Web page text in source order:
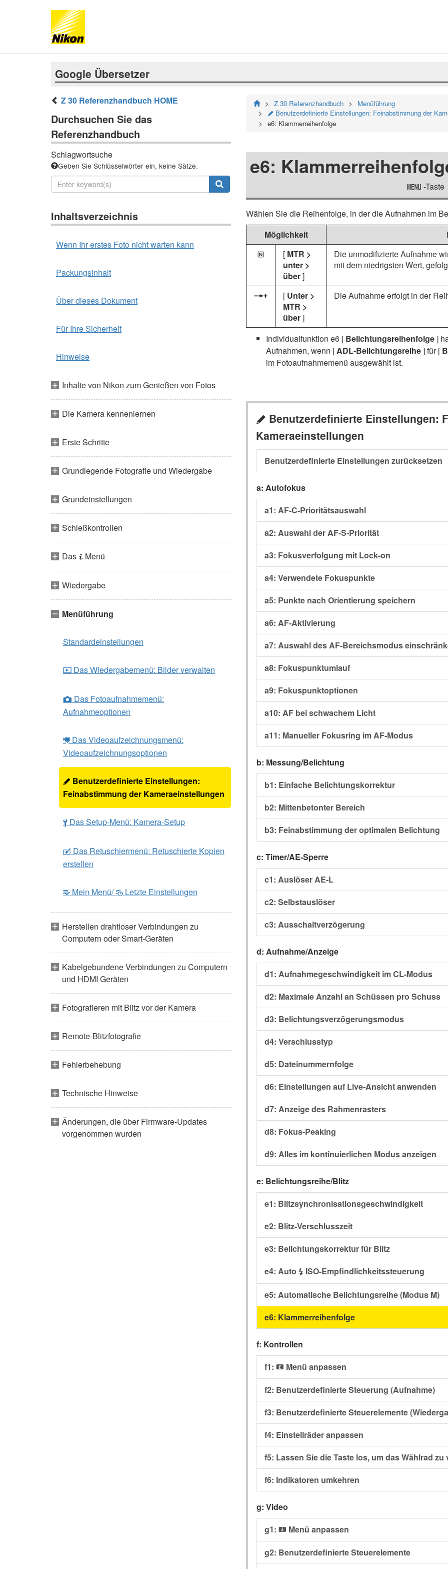
Google Übersetzer
Z 30 Referenzhandbuch HOME
Durchsuchen Sie das
Referenzhandbuch
Schlagwortsuche
Geben Sie Schlüsselwörter ein, keine Sätze.
Inhaltsverzeichnis
Wenn Ihr erstes Foto nicht warten kann
Packungsinhalt
Über dieses Dokument
Für Ihre Sicherheit
Hinweise
Inhalte von Nikon zum Genießen von Fotos
Die Kamera kennenlernen
Erste Schritte
Grundlegende Fotografie und Wiedergabe
Grundeinstellungen
Schießkontrollen
Das i Menü
Wiedergabe
Menüführung
Standardeinstellungen
D Das Wiedergabemenü: Bilder verwalten
C Das Fotoaufnahmemenü:
Aufnahmeoptionen
1 Das Videoaufzeichnungsmenü:
Videoaufzeichnungsoptionen
A Benutzerdefinierte Einstellungen:
Feinabstimmung der Kameraeinstellungen
B Das Setup-Menü: Kamera-Setup
N Das Retuschiermenü: Retuschierte Kopien
erstellen
O Mein Menü/m Letzte Einstellungen
Herstellen drahtloser Verbindungen zu
Computern oder Smart-Geräten
Kabelgebundene Verbindungen zu Computern
und HDMI Geräten
Fotografieren mit Blitz vor der Kamera
Remote-Blitzfotografie
Fehlerbehebung
Technische Hinweise
Änderungen, die über Firmware-Updates
vorgenommen wurden
Z 30 Referenzhandbuch Menüführung
A Benutzerdefinierte Einstellungen: Feinabstimmung der
e6: Klammerreihenfolge
e6:
G -Taste
Wählen Sie die Reihenfolge, in der die Aufnahmen im
Möglichkeit
H [ MTR >
unter >
über]
Die unmodifizierte Aufnahme
mit dem niedrigsten Wert,
I [ Unter >
MTR >
über]
Die Aufnahme erfolgt in der
Individualfunktion e6 [ Belichtungsreihenfolge]
Aufnahmen, wenn [ADL-Belichtungsreihe] für [
im Fotoaufnahmemenü ausgewählt ist.
A Benutzerdefinierte Einstellungen:
Kameraeinstellungen
Benutzerdefinierte Einstellungen zurücksetzen
a: Autofokus
a1: AF-C-Prioritätsauswahl
a2: Auswahl der AF-S-Priorität
a3: Fokusverfolgung mit Lock-on
a4: Verwendete Fokuspunkte
a5: Punkte nach Orientierung speichern
a6: AF-Aktivierung
a7: Auswahl des AF-Bereichsmodus
a8: Fokuspunktumlauf
a9: Fokuspunktoptionen
a10: AF bei schwachem Licht
a11: Manueller Fokusring im AF-Modus
b: Messung/Belichtung
b1: Einfache Belichtungskorrektur
b2: Mittenbetonter Bereich
b3: Feinabstimmung der optimalen Belichtung
c: Timer/AE-Sperre
c1: Auslöser AE-L
c2: Selbstauslöser
c3: Ausschaltverzögerung
d: Aufnahme/Anzeige
d1: Aufnahmegeschwindigkeit im CL-Modus
d2: Maximale Anzahl an Schüssen pro Schuss
d3: Belichtungsverzögerungsmodus
d4: Verschlusstyp
d5: Dateinummernfolge
d6: Einstellungen auf Live-Ansicht anwenden
d7: Anzeige des Rahmenrasters
d8: Fokus-Peaking
d9: Alles im kontinuierlichen Modus anzeigen
e: Belichtungsreihe/Blitz
e1: Blitzsynchronisationsgeschwindigkeit
e2: Blitz-Verschlusszeit
e3: Belichtungskorrektur für Blitz
e4: Auto c ISO-Empfindlichkeitssteuerung
e5: Automatische Belichtungsreihe (Modus M)
e6: Klammerreihenfolge
f: Kontrollen
f1: i Menü anpassen
f2: Benutzerdefinierte Steuerung (Aufnahme)
f3: Benutzerdefinierte Steuerelemente
f4: Einstellräder anpassen
f5: Lassen Sie die Taste los, um das Wählrad zu
f6: Indikatoren umkehren
g: Video
g1: i Menü anpassen
g2: Benutzerdefinierte Steuerelemente